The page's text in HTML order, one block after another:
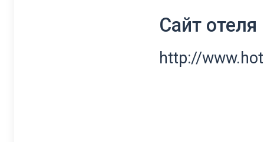
Сайт отеля
http://